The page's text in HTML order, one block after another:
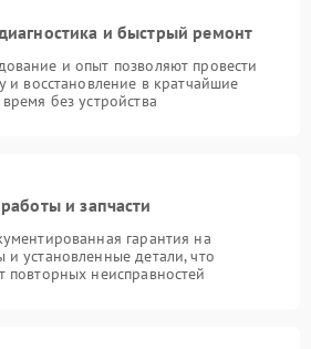
и быстрый ремонт
и опыт позволяют провести
и восстановление в кратчайшие
без устройства
и запчасти
гарантия на
установленные детали, что
повторных неисправностей